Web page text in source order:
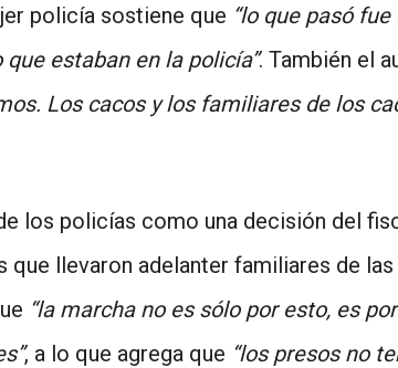
policía sostiene que “lo que pasó fue
estaban en la policía”. También el
Los cacos y los familiares de los
los policías como una decisión del
llevaron adelanter familiares de las
“la marcha no es sólo por esto, es
, a lo que agrega que “los presos no